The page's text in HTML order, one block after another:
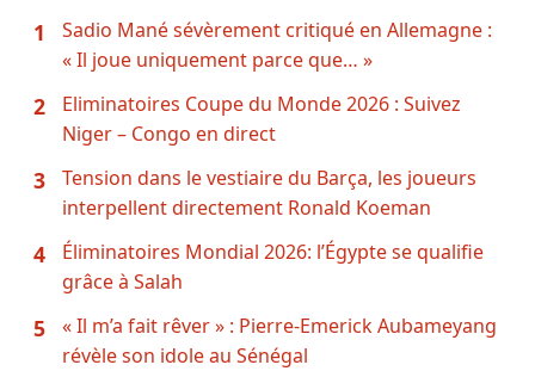
1
Sadio Mané sévèrement critiqué en Allemagne :
« Il joue uniquement parce que… »
2
Eliminatoires Coupe du Monde 2026 : Suivez
Niger – Congo en direct
3
Tension dans le vestiaire du Barça, les joueurs
interpellent directement Ronald Koeman
4
Éliminatoires Mondial 2026: l’Égypte se qualifie
grâce à Salah
5
« Il m’a fait rêver » : Pierre-Emerick Aubameyang
révèle son idole au Sénégal